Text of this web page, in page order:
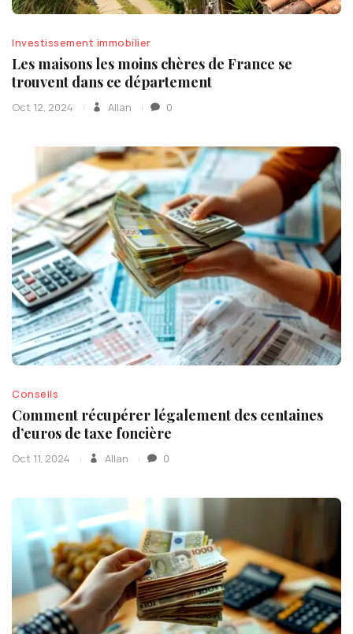
Investissement immobilier
Les maisons les moins chères de France se
trouvent dans ce département
Oct 12, 2024 Allan 0
Conseils
Comment récupérer légalement des centaines
d’euros de taxe foncière
Oct 11, 2024 Allan 0